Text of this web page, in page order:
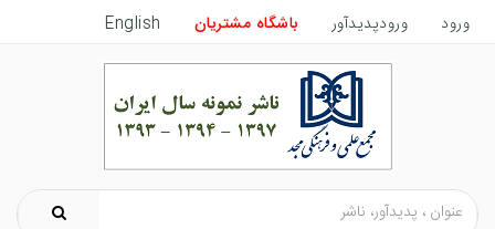
ورود ورودپدیدآور باشگاه مشتریان English